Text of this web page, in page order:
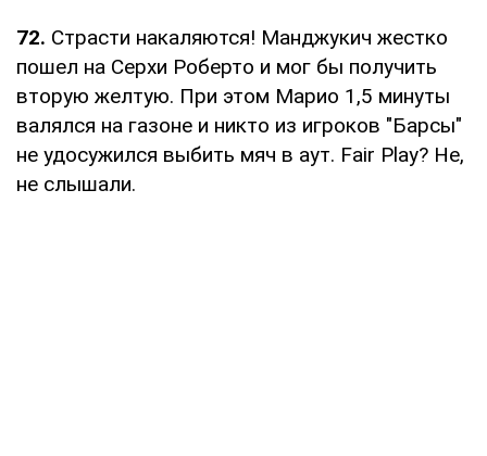
72. Страсти накаляются! Манджукич жестко
пошел на Серхи Роберто и мог бы получить
вторую желтую. При этом Марио 1,5 минуты
валялся на газоне и никто из игроков "Барсы"
не удосужился выбить мяч в аут. Fair Play? Не,
не слышали.